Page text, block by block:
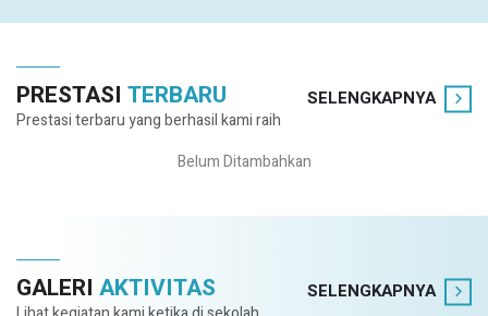
PRESTASI TERBARU
Prestasi terbaru yang berhasil kami raih
SELENGKAPNYA
Belum Ditambahkan
GALERI AKTIVITAS SELENGKAPNYA